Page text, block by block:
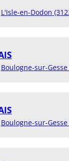
L'Isle-en-Dodon
Boulogne-sur-Gesse
Boulogne-sur-Gesse